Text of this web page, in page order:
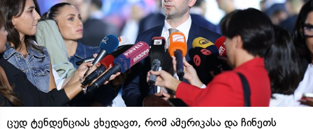
ცუდ ტენდენციას ვხედავთ, რომ ამერიკასა და ჩინეთს